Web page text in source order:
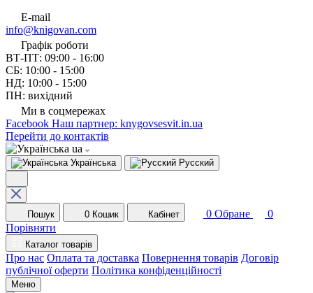
E-mail
info@knigovan.com
Графік роботи
ВТ-ПТ: 09:00 - 16:00
СБ: 10:00 - 15:00
НД: 10:00 - 15:00
ПН: вихідний
Ми в соцмережах
Facebook Наш партнер: knygovsesvit.in.ua
Перейти до контактів
ua
Українська Русский
Пошук 0 Кошик Кабінет 0 Обране
0
Порівняти
Каталог товарів
Про нас Оплата та доставка Повернення товарів Договір
публічної оферти Політика конфіденційності
Меню